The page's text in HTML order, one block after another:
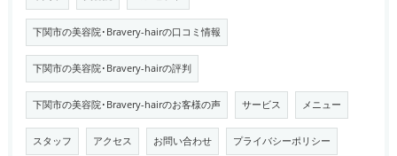
下関市の美容院･Bravery-hairの口コミ情報
下関市の美容院･Bravery-hairの評判
下関市の美容院･Bravery-hairのお客様の声 サービス メニュー
スタッフ アクセス お問い合わせ プライバシーポリシー